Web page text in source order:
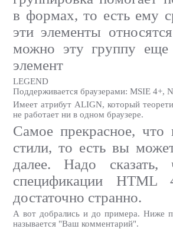
в формах, то есть ему
эти элементы
можно эту группу еще
элемент
LEGEND
Поддерживается браузерами: MSIE 4+,
Имеет атрибут ALIGN, который
не работает ни в одном браузере.
Самое прекрасное,
стили, то есть вы
далее. Надо
спецификации HTML
достаточно странно.
А вот добрались и до примера. Ниже
называется "Ваш комментарий".